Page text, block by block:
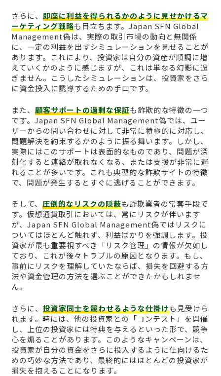
さらに、 即座に利益を得られるかのように見せかけるマ
ーケティング戦略も目立ちます。Japan SFN Global
Management偽は、実際の取引市場の動向と無関係
に、一定の利益を出すシミュレーションを見せることが
あります。これにより、投資家は自分の資産が順調に増
えていくかのように感じますが、これは単なる幻影に過
ぎません。こうしたシミュレーションは、投資家をさら
に資金投入に誘導するための手口です。
また、 顧客サポートの過剰な保証も詐欺的な特徴の一つ
です。Japan SFN Global Management偽では、ユー
ザーからの問い合わせに対して非常に積極的に対応し、
問題解決を約束するかのように振る舞います。しかし、
実際にはこのサポートは表面的なものであり、問題が深
刻化すると連絡が取れなくなる、または支援が非常に遅
れることが多いです。これも典型的な詐欺サイトの特徴
で、問題が発生するとすぐに逃げることができます。
そして、 圧倒的なリスクの隠蔽も詐欺業者の常套手段で
す。仮想通貨取引においては、常にリスクが伴います
が、Japan SFN Global Management偽ではリスクに
ついてはほとんど触れず、利益ばかりを強調します。投
資家が最も重要視すべき「リスク管理」の情報が欠如し
ており、これが後々トラブルの原因となります。もし、
事前にリスクを理解していたならば、損失を回避する方
法や資金管理の方法を選ぶことができたかもしれませ
ん。
さらに、 投資家同士を競わせるような仕掛けも見受けら
れます。時には、他の投資家との「コンテスト」を開催
し、上位の投資家には特典を与えるといった形で、競争
心を煽ることがあります。このようなキャンペーンは、
投資家が自分の資金をさらに投入するように仕向けるた
めの巧妙な方法であり、最終的にはほとんどの投資家が
損失を抱えることになります。